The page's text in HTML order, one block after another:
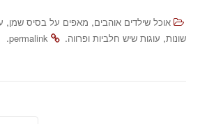
אוכל שילדים אוהבים, מאפים על בסיס שמן,
שונות, עוגות שיש חלביות ופרווה.
permalink
.